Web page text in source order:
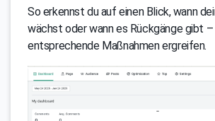
So erkennst du auf einen Blick, wann
wächst oder wann es Rückgänge gibt –
entsprechende Maßnahmen ergreifen.